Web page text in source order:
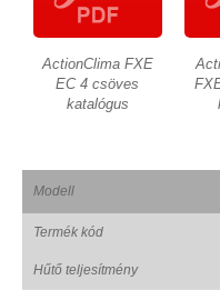
ActionClima FXE
EC 4 csöves
katalógus
Modell
Termék kód
Hűtő teljesítmény